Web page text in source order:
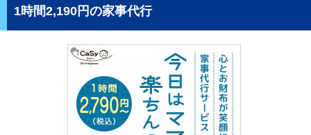
1時間2,190円の家事代行